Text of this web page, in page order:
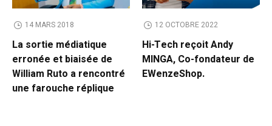
14 MARS 2018
La sortie médiatique
erronée et biaisée de
William Ruto a rencontré
une farouche réplique
12 OCTOBRE 2022
Hi-Tech reçoit Andy
MINGA, Co-fondateur de
EWenzeShop.